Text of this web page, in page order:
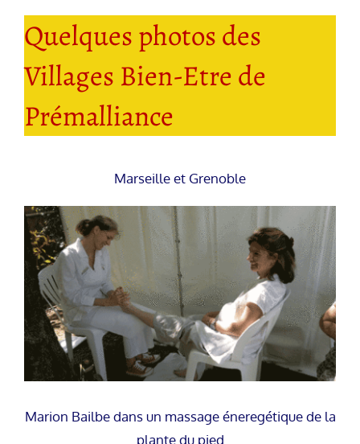
Quelques photos des
Villages Bien-Etre de
Prémalliance
Marseille et Grenoble
Marion Bailbe dans un massage éneregétique de la
plante du pied